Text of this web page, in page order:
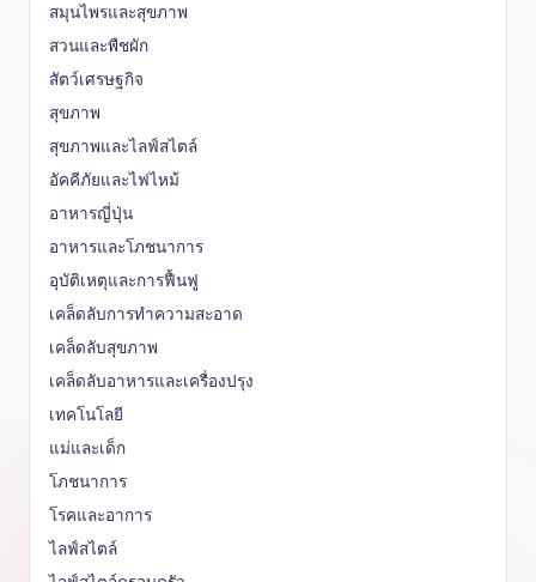
สมุนไพรและสุขภาพ
สวนและพืชผัก
สัตว์เศรษฐกิจ
สุขภาพ
สุขภาพและไลฟ์สไตล์
อัคคีภัยและไฟไหม้
อาหารญี่ปุ่น
อาหารและโภชนาการ
อุบัติเหตุและการฟื้นฟู
เคล็ดลับการทำความสะอาด
เคล็ดลับสุขภาพ
เคล็ดลับอาหารและเครื่องปรุง
เทคโนโลยี
แม่และเด็ก
โภชนาการ
โรคและอาการ
ไลฟ์สไตล์